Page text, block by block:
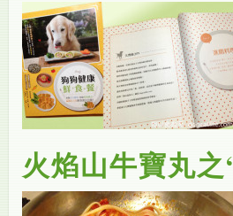
火焰山牛寶丸